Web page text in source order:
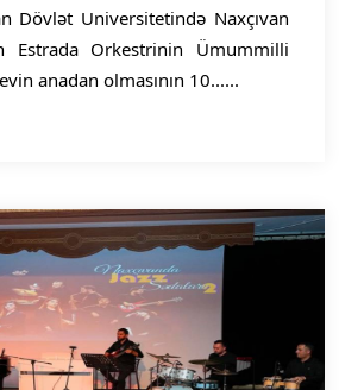
Universitetində Naxçıvan
Estrada Orkestrinin Ümummilli
anadan olmasının 10......